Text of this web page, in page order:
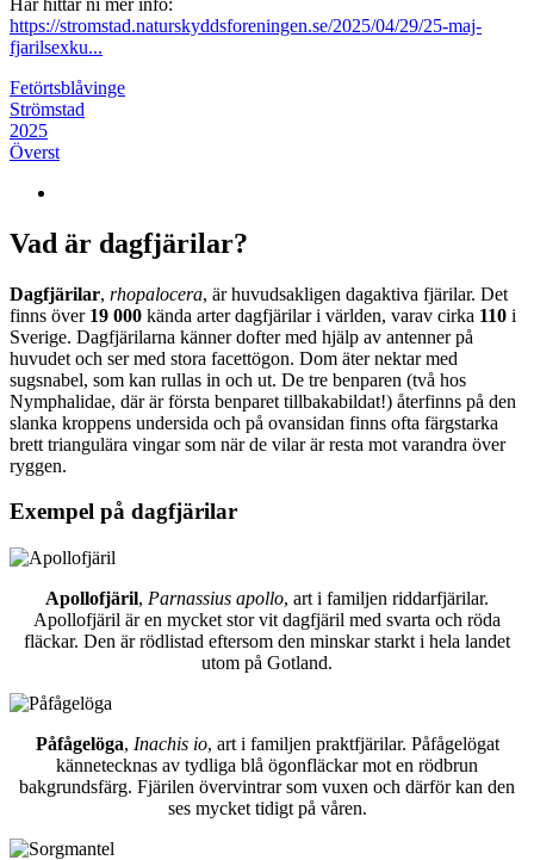
https://stromstad.naturskyddsforeningen.se/2025/04/29/25-maj-
fjarilsexku...
Fetörtsblåvinge
Strömstad
2025
Överst
Vad är dagfjärilar?
Dagfjärilar, rhopalocera, är huvudsakligen dagaktiva fjärilar. Det
finns över 19 000 kända arter dagfjärilar i världen, varav cirka 110 i
Sverige. Dagfjärilarna känner dofter med hjälp av antenner på
huvudet och ser med stora facettögon. Dom äter nektar med
sugsnabel, som kan rullas in och ut. De tre benparen (två hos
Nymphalidae, där är första benparet tillbakabildat!) återfinns på den
slanka kroppens undersida och på ovansidan finns ofta färgstarka
brett triangulära vingar som när de vilar är resta mot varandra över
ryggen.
Exempel på dagfjärilar
Apollofjäril, Parnassius apollo, art i familjen riddarfjärilar.
Apollofjäril är en mycket stor vit dagfjäril med svarta och röda
fläckar. Den är rödlistad eftersom den minskar starkt i hela landet
utom på Gotland.
Påfågelöga, Inachis io, art i familjen praktfjärilar. Påfågelögat
kännetecknas av tydliga blå ögonfläckar mot en rödbrun
bakgrundsfärg. Fjärilen övervintrar som vuxen och därför kan den
ses mycket tidigt på våren.